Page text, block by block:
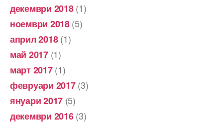
декември 2018(1)
ноември 2018(5)
април 2018(1)
май 2017(1)
март 2017(1)
февруари 2017(3)
януари 2017 (5)
декември 2016(3)